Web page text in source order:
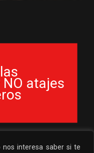
nos interesa saber si te
atajes
Ruta BG01 BasoGravel